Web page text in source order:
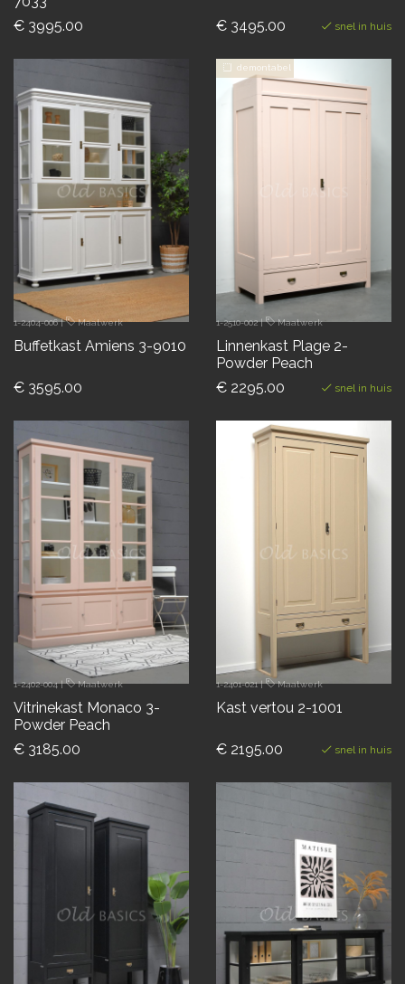
€ 3995.00
€ 3495.00 snel in huis
1-2404-006| Maatwerk
Buffetkast Amiens 3-9010
€ 3595.00
demontabel
1-2510-002| Maatwerk
Linnenkast Plage 2-
Powder Peach
€ 2295.00
snel in huis
1-2402-004| Maatwerk
Vitrinekast Monaco 3-
Powder Peach
€ 3185.00
1-2401-021| Maatwerk
Kast vertou 2-1001
€ 2195.00 snel in huis